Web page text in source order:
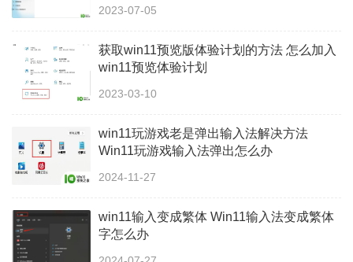
2023-07-05
获取win11预览版体验计划的方法 怎么加入
win11预览体验计划
2023-03-10
win11玩游戏老是弹出输入法解决方法
Win11玩游戏输入法弹出怎么办
2024-11-27
win11输入变成繁体 Win11输入法变成繁体
字怎么办